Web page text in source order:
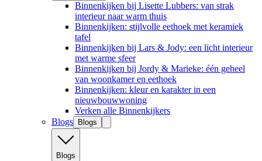
Binnenkijken bij Lisette Lubbers: van strak
interieur naar warm thuis
Binnenkijken: stijlvolle eethoek met keramiek
tafel
Binnenkijken bij Lars & Jody: een licht interieur
met warme sfeer
Binnenkijken bij Jordy & Marieke: één geheel
van woonkamer en eethoek
Binnenkijken: kleur en karakter in een
nieuwbouwwoning
Verken alle Binnenkijkers
Blogs
Blogs
Blogs